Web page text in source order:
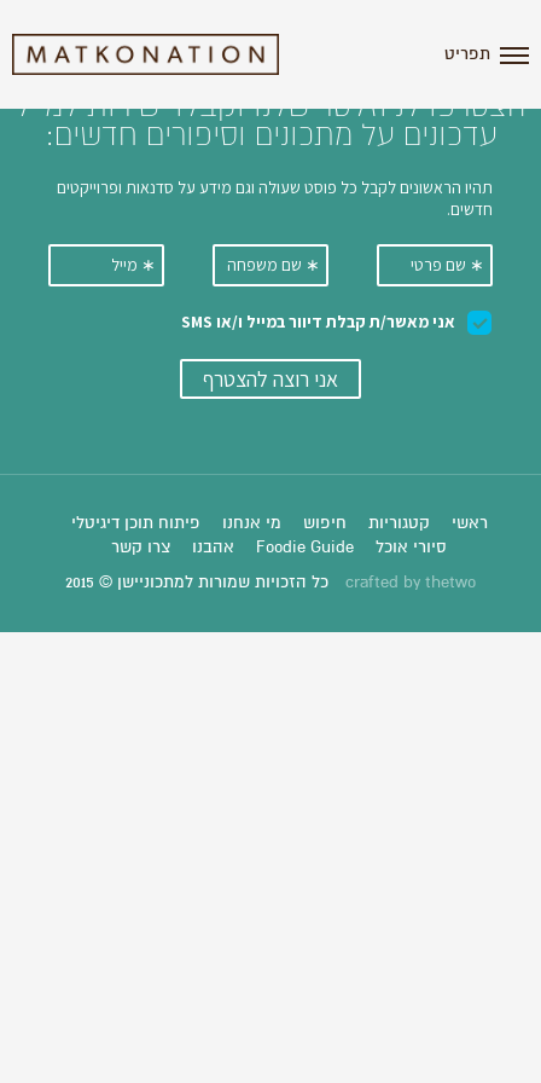
תפריט
הצטרפו לניוזלטר שלנו וקבלו ישירות למייל
עדכונים על מתכונים וסיפורים חדשים:
ראשי קטגוריות חיפוש מי אנחנו
פיתוח תוכן דיגיטלי
סיורי אוכל
Foodie Guide אהבנו צרו קשר
crafted by thetwo כל הזכויות שמורות למתכוניישן © 2015